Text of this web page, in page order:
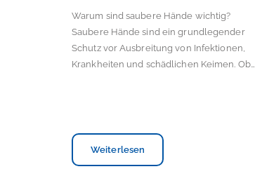
Warum sind saubere Hände wichtig?
Saubere Hände sind ein grundlegender
Schutz vor Ausbreitung von Infektionen,
Krankheiten und schädlichen Keimen. Ob…
Weiterlesen